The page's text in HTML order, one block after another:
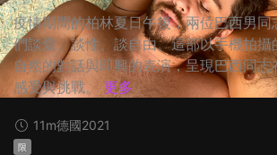
疫情期間的柏林夏日午後，兩位巴西男
們談愛、談性、談自由。這部以手機拍
自然的對話與即興的表演，呈現巴西同志
感受與挑戰。 更多
11m德國2021
限